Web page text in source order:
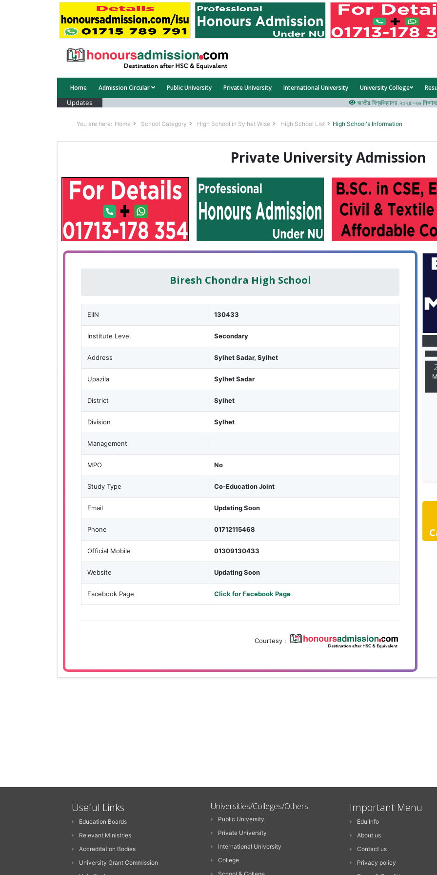
Home Admission Circular Public University Private University International University University College
Updates জাতীয় বিশ্ববিদ্যালয় ২০২৫-২৬
You are here: Home School Category High School in Sylhet Wise High School List High School's Information
Private University Admission
Biresh Chondra High School
EIIN 130433
Institute Level Secondary
Address Sylhet Sadar, Sylhet
Upazila Sylhet Sadar
District Sylhet
Division Sylhet
Management
MPO No
Study Type Co-Education Joint
Email Updating Soon
Phone 01712115468
Official Mobile 01309130433
Website Updating Soon
Facebook Page Click for Facebook Page
Courtesy :
Useful Links
Education Boards
Relevant Ministries
Accreditation Bodies
University Grant Commission
Universities/Colleges/Others
Public University
Private University
International University
College
Important Menu
Edu Info
About us
Contact us
Privacy policy